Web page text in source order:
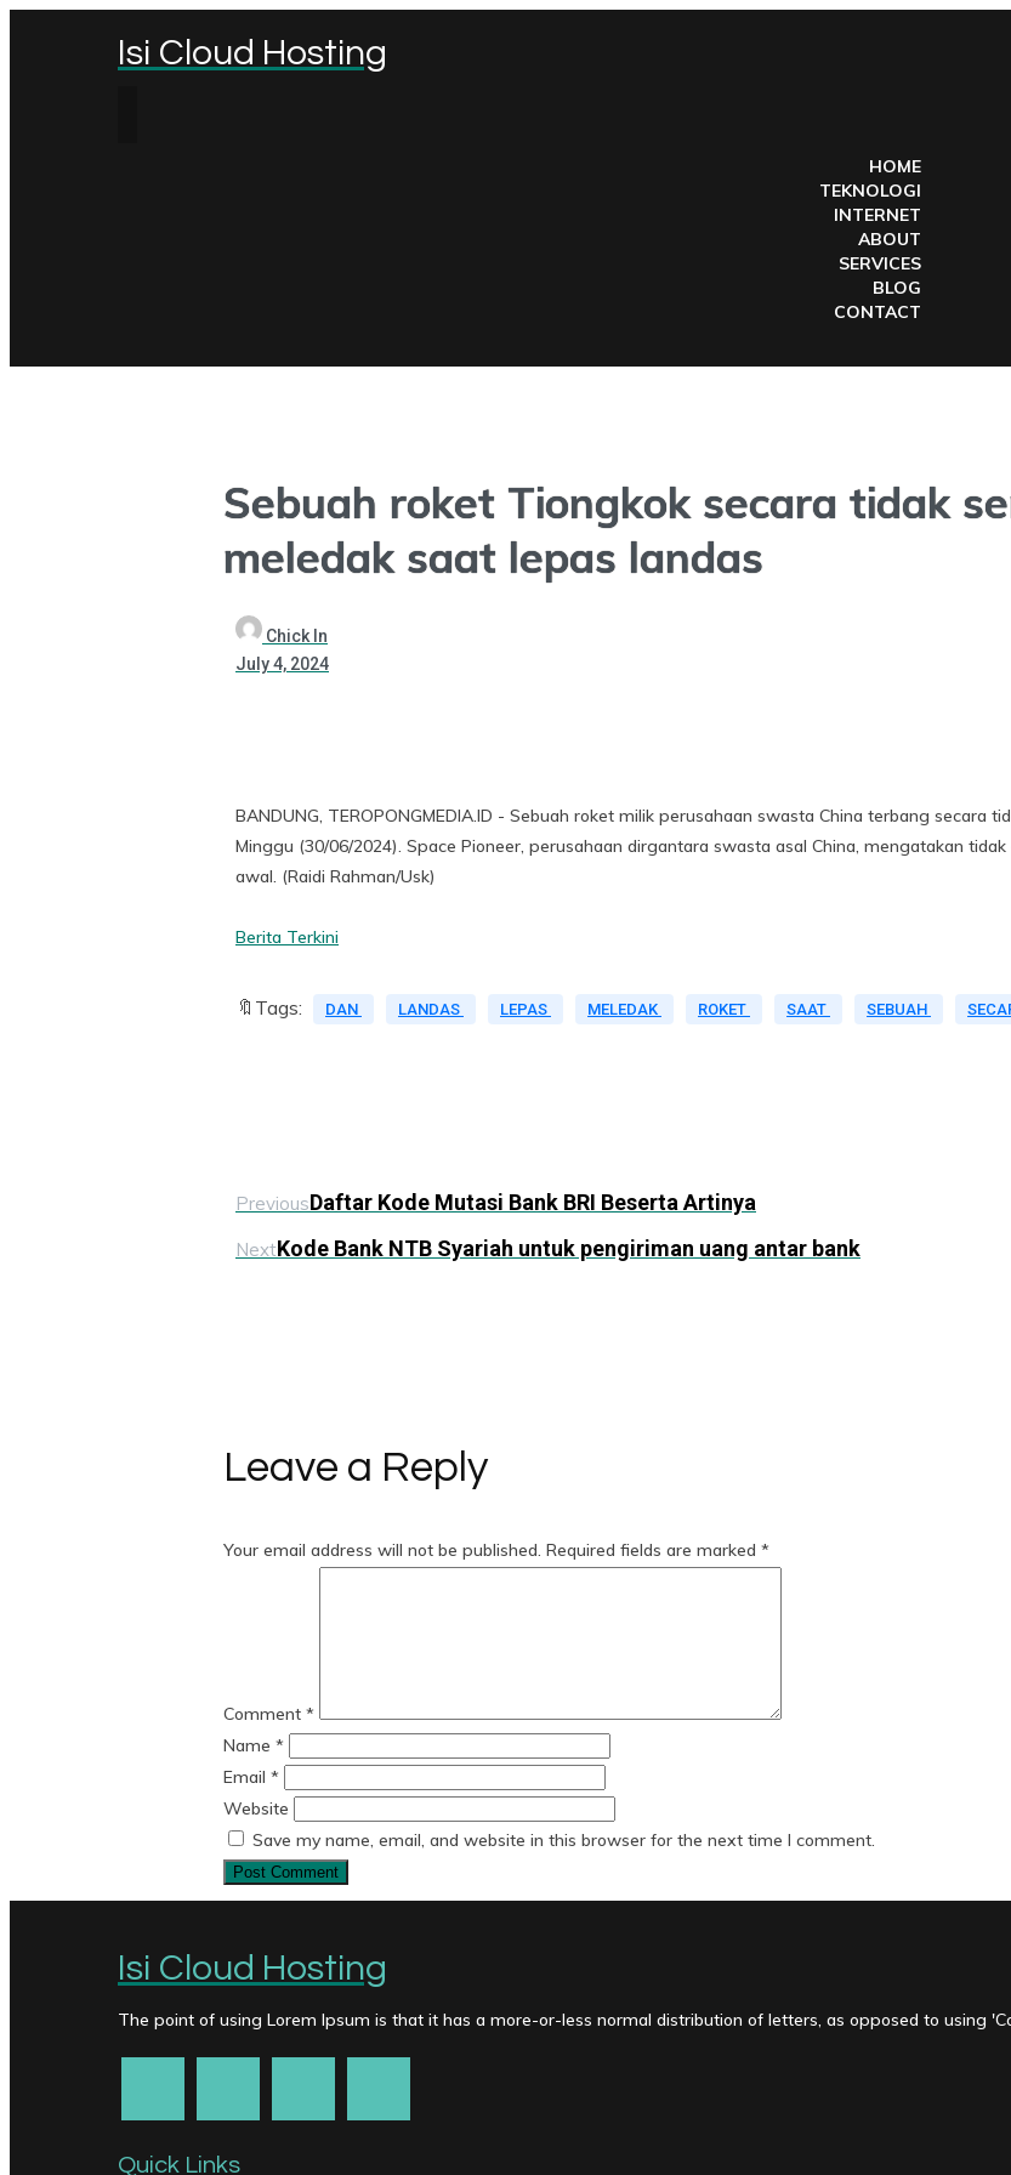
Isi Cloud Hosting
HOME
TEKNOLOGI
INTERNET
ABOUT
SERVICES
BLOG
CONTACT
Sebuah roket Tiongkok secara tidak
meledak saat lepas landas
Chick In
July 4, 2024
BANDUNG, TEROPONGMEDIA.ID - Sebuah roket milik perusahaan swasta China terbang secara
Minggu (30/06/2024). Space Pioneer, perusahaan dirgantara swasta asal China, mengatakan
awal. (Raidi Rahman/Usk)
Berita Terkini
🔖Tags: DAN LANDAS LEPAS MELEDAK ROKET SAAT SEBUAH
PreviousDaftar Kode Mutasi Bank BRI Beserta Artinya
NextKode Bank NTB Syariah untuk pengiriman uang antar bank
Leave a Reply
Your email address will not be published. Required fields are marked *
Comment *
Name *
Email *
Website
Save my name, email, and website in this browser for the next time I comment.
Isi Cloud Hosting
The point of using Lorem Ipsum is that it has a more-or-less normal distribution of letters, as opposed to using
Quick Links